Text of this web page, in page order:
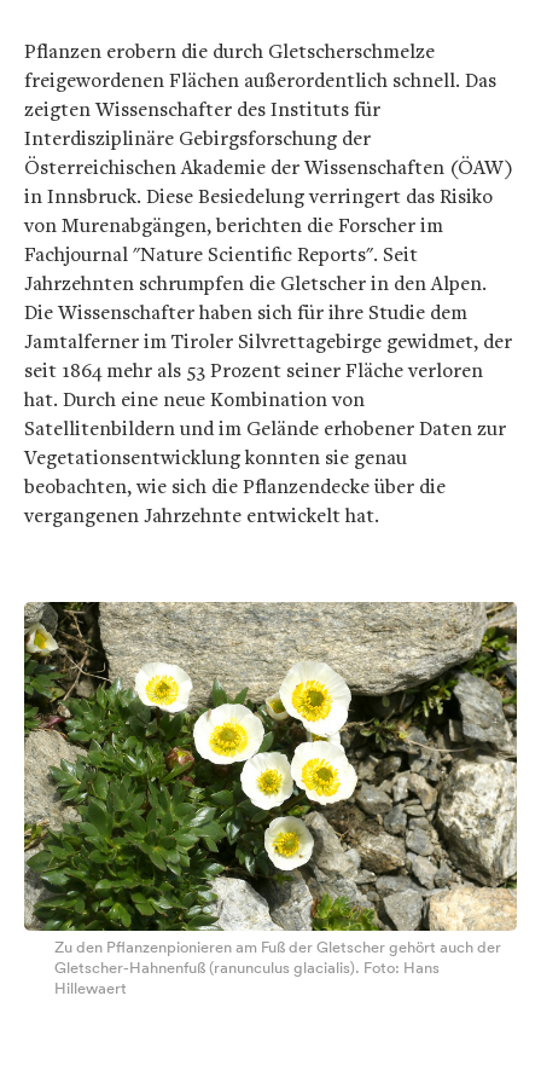
Pflanzen erobern die durch Gletscherschmelze
freigewordenen Flächen außerordentlich schnell. Das
zeigten Wissenschafter des Instituts für
Interdisziplinäre Gebirgsforschung der
Österreichischen Akademie der Wissenschaften (ÖAW)
in Innsbruck. Diese Besiedelung verringert das Risiko
von Murenabgängen, berichten die Forscher im
Fachjournal "Nature Scientific Reports". Seit
Jahrzehnten schrumpfen die Gletscher in den Alpen.
Die Wissenschafter haben sich für ihre Studie dem
Jamtalferner im Tiroler Silvrettagebirge gewidmet, der
seit 1864 mehr als 53 Prozent seiner Fläche verloren
hat. Durch eine neue Kombination von
Satellitenbildern und im Gelände erhobener Daten zur
Vegetationsentwicklung konnten sie genau
beobachten, wie sich die Pflanzendecke über die
vergangenen Jahrzehnte entwickelt hat.
Zu den Pflanzenpionieren am Fuß der Gletscher gehört auch der
Gletscher-Hahnenfuß (ranunculus glacialis). Foto: Hans
Hillewaert